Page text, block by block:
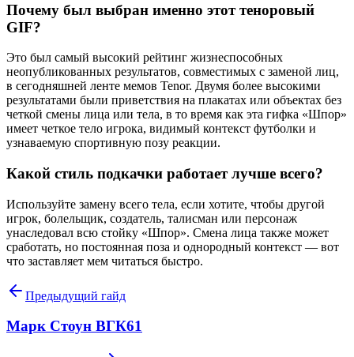
Почему был выбран именно этот теноровый
GIF?
Это был самый высокий рейтинг жизнеспособных
неопубликованных результатов, совместимых с заменой лиц,
в сегодняшней ленте мемов Tenor. Двумя более высокими
результатами были приветствия на плакатах или объектах без
четкой смены лица или тела, в то время как эта гифка «Шпор»
имеет четкое тело игрока, видимый контекст футболки и
узнаваемую спортивную позу реакции.
Какой стиль подкачки работает лучше всего?
Используйте замену всего тела, если хотите, чтобы другой
игрок, болельщик, создатель, талисман или персонаж
унаследовал всю стойку «Шпор». Смена лица также может
сработать, но постоянная поза и однородный контекст — вот
что заставляет мем читаться быстро.
Предыдущий гайд
Марк Стоун ВГК61